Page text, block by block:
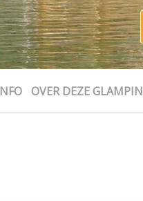
OVER DEZE